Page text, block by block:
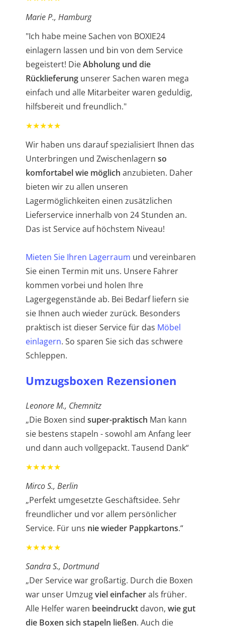
Marie P., Hamburg
"Ich habe meine Sachen von BOXIE24
einlagern lassen und bin von dem Service
begeistert! DieAbholung und die
Rücklieferung unserer Sachen waren mega
einfach und alle Mitarbeiter waren geduldig,
hilfsbereit und freundlich."
★★★★★
Wir haben uns darauf spezialisiert Ihnen das
Unterbringen und Zwischenlagernso
komfortabel wie möglich anzubieten. Daher
bieten wir zu allen unseren
Lagermöglichkeiten einen zusätzlichen
Lieferservice innerhalb von 24 Stunden an.
Das ist Service auf höchstem Niveau!
Mieten Sie Ihren Lagerraum und vereinbaren
Sie einen Termin mit uns. Unsere Fahrer
kommen vorbei und holen Ihre
Lagergegenstände ab. Bei Bedarf liefern sie
sie Ihnen auch wieder zurück. Besonders
praktisch ist dieser Service für das Möbel
einlagern. So sparen Sie sich das schwere
Schleppen.
Umzugsboxen Rezensionen
Leonore M., Chemnitz
„Die Boxen sindsuper-praktisch Man kann
sie bestens stapeln - sowohl am Anfang leer
und dann auch vollgepackt. Tausend Dank“
★★★★★
Mirco S., Berlin
„Perfekt umgesetzte Geschäftsidee. Sehr
freundlicher und vor allem persönlicher
Service. Für uns nie wieder Pappkartons.“
★★★★★
Sandra S., Dortmund
„Der Service war großartig. Durch die Boxen
war unser Umzugviel einfacherals früher.
Alle Helfer waren beeindruckt davon,wie gut
die Boxen sich stapeln ließen. Auch die